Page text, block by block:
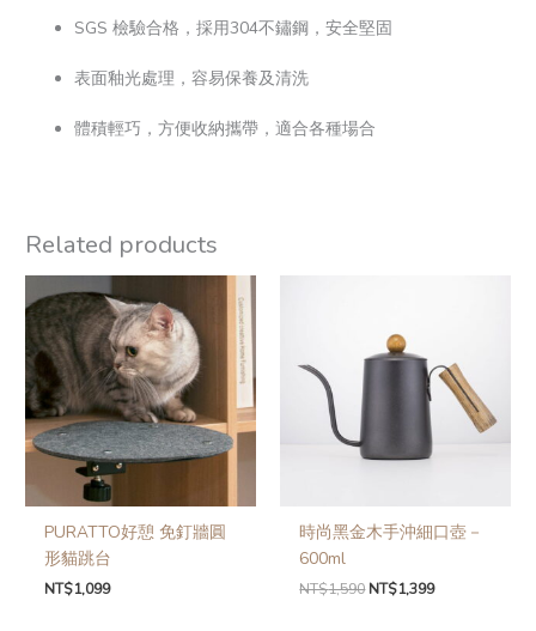
SGS 檢驗合格，採用304不鏽鋼，安全堅固
表面釉光處理，容易保養及清洗
體積輕巧，方便收納攜帶，適合各種場合
Related products
PURATTO好憩 免釘牆圓
形貓跳台
NT$1,099
時尚黑金木手沖細口壺－
600ml
NT$1,590 NT$1,399